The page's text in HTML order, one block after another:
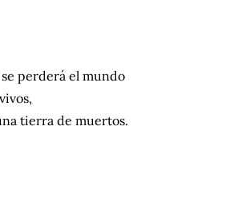
perderá el mundo
tierra de muertos.